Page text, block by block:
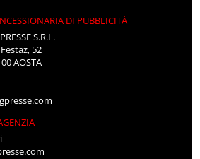
DI PUBBLICITÀ
S.R.L.
52
AOSTA